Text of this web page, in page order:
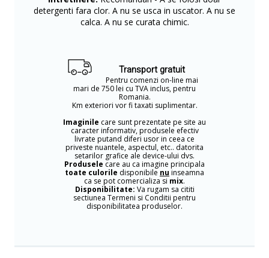
detergenti fara clor. A nu se usca in uscator. A nu se
calca. A nu se curata chimic.
Transport gratuit
Pentru comenzi on-line mai
mari de 750 lei cu TVA inclus, pentru
Romania.
Km exteriori vor fi taxati suplimentar.
Imaginile care sunt prezentate pe site au
caracter informativ, produsele efectiv
livrate putand diferi usor in ceea ce
priveste nuantele, aspectul, etc.. datorita
setarilor grafice ale device-ului dvs.
Produsele care au ca imagine principala
toate culorile disponibile nu inseamna
ca se pot comercializa si mix.
Disponibilitate: Va rugam sa cititi
sectiunea Termeni si Conditii pentru
disponibilitatea produselor.